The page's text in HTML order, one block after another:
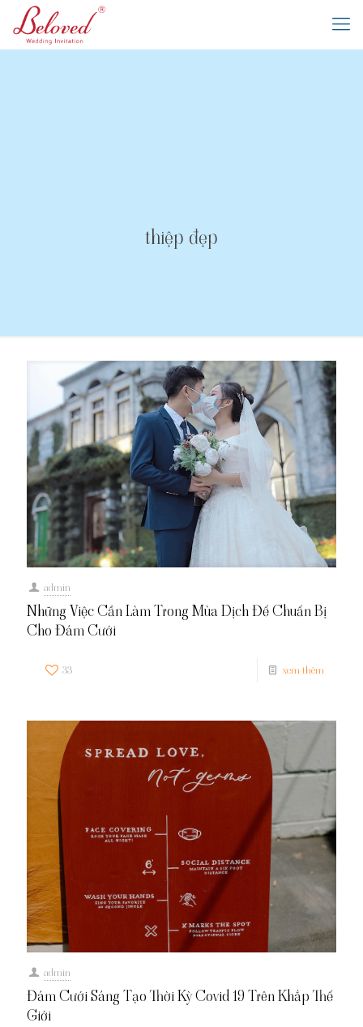
thiệp đẹp
admin
Những Việc Cần Làm Trong Mùa Dịch Để Chuẩn Bị
Cho Đám Cưới
33 xem thêm
admin
Đám Cưới Sáng Tạo Thời Kỳ Covid 19 Trên Khắp Thế
Giới